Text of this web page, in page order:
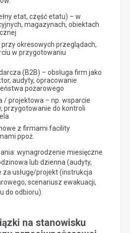
etat, część etatu) – w
magazynach, obiektach
okresowych przeglądach,
w przygotowaniu
(B2B) – obsługa firm jako
audyty, opracowanie
pożarowego
/ projektowa – np. wsparcie
przygotowanie do kontroli
z firmami facility
ppoż.
wynagrodzenie miesięczne
lub dzienna (audyty,
usługę/projekt (instrukcja
scenariusz ewakuacji,
do odbioru).
na stanowisku